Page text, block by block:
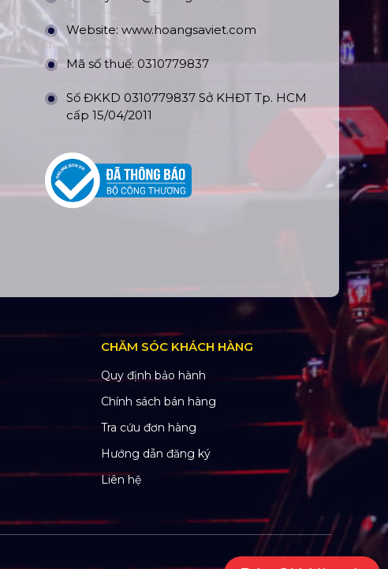
Website: www.hoangsaviet.com
Mã số thuế: 0310779837
Số ĐKKD 0310779837 Sở KHĐT Tp. HCM
cấp 15/04/2011
CHĂM SÓC KHÁCH HÀNG
Quy định bảo hành
Chính sách bán hàng
Tra cứu đơn hàng
Hướng dẫn đăng ký
Liên hệ